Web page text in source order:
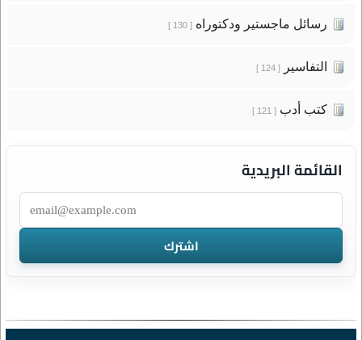
رسائل ماجستير ودكتوراه[ 130 ]
التفاسير[ 124 ]
كتب أدب[ 121 ]
القائمة البريدية